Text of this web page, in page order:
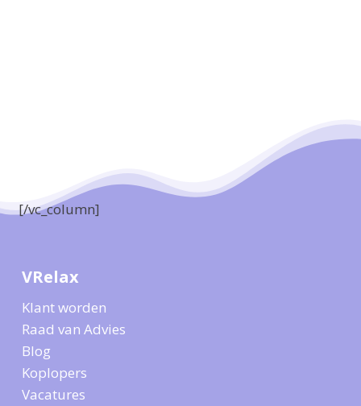
[/vc_column]
VRelax
Klant worden
Raad van Advies
Blog
Koplopers
Vacatures